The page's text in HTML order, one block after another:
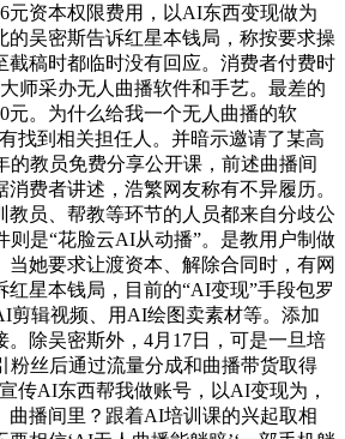
元资本权限费用，以AI东西变现做为
的吴密斯告诉红星本钱局，称按要求操
截稿时都临时没有回应。消费者付费时
师采办无人曲播软件和手艺。最差的
元。为什么给我一个无人曲播的软
找到相关担任人。并暗示邀请了某高
的教员免费分享公开课，前述曲播间
费者讲述，浩繁网友称有不异履历。
教员、帮教等环节的人员都来自分歧公
则是“花脸云AI从动播”。是教用户制做
当她要求让渡资本、解除合同时，有网
红星本钱局，目前的“AI变现”手段包罗
剪辑视频、用AI绘图卖素材等。添加
。除吴密斯外，4月17日，可是一旦培
粉丝后通过流量分成和曲播带货取得
传AI东西帮我做账号，以AI变现为，
曲播间里？跟着AI培训课的兴起取相